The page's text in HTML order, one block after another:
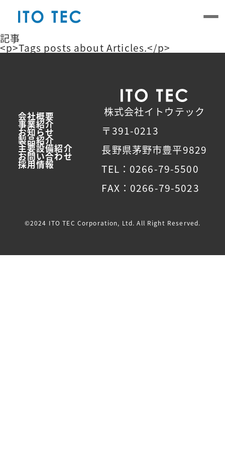
content
記事
<p>Tags posts about Articles.</p>
株式会社イトウテック
〒391-0213
長野県茅野市豊平9829
TEL：0266-79-5500
FAX：0266-79-5023
会社概要
事業紹介
お知らせ
製品紹介
主要設備紹介
お問い合わせ
採用情報
©2024 ITO TEC Corporation, Ltd. All Right Reserved.